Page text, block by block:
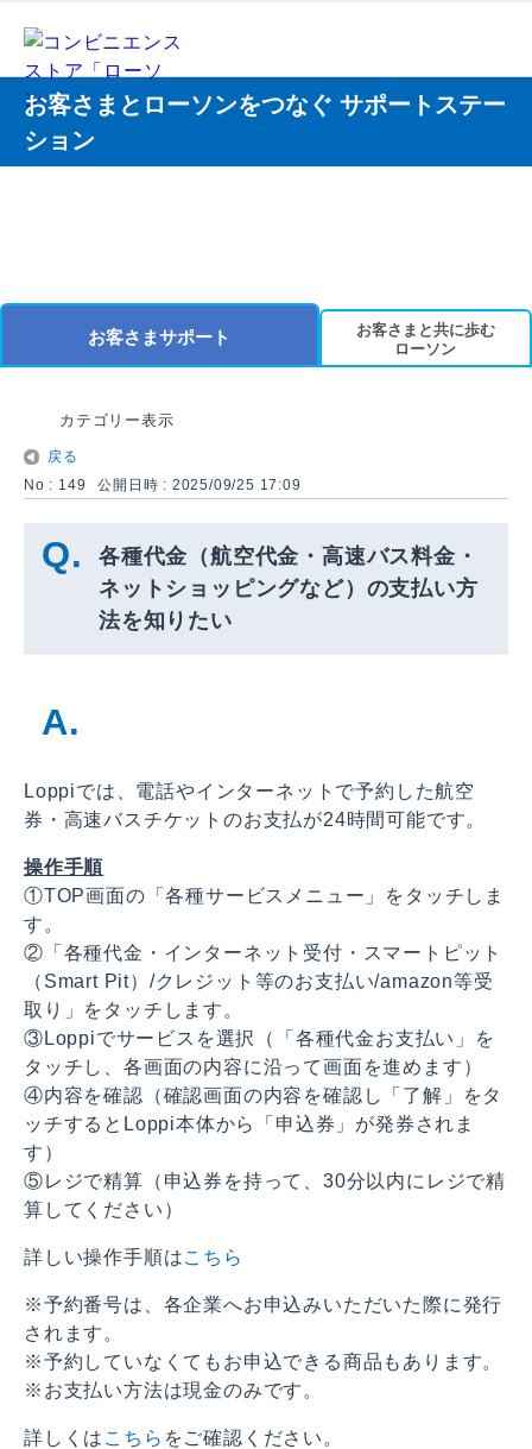
お客さまとローソンをつなぐ サポートステー
ション
お客さまサポート
お客さまと共に歩む
ローソン
カテゴリー表示
戻る
No : 149
公開日時 : 2025/09/25 17:09
各種代金（航空代金・高速バス料金・
ネットショッピングなど）の支払い方
法を知りたい
Loppiでは、電話やインターネットで予約した航空
券・高速バスチケットのお支払が24時間可能です。
操作手順
①TOP画面の「各種サービスメニュー」をタッチしま
す。
②「各種代金・インターネット受付・スマートピット
（Smart Pit）/クレジット等のお支払い/amazon等受
取り」をタッチします。
③Loppiでサービスを選択（「各種代金お支払い」を
タッチし、各画面の内容に沿って画面を進めます）
④内容を確認（確認画面の内容を確認し「了解」をタ
ッチするとLoppi本体から「申込券」が発券されま
す）
⑤レジで精算（申込券を持って、30分以内にレジで精
算してください）
詳しい操作手順はこちら
※予約番号は、各企業へお申込みいただいた際に発行
されます。
※予約していなくてもお申込できる商品もあります。
※お支払い方法は現金のみです。
詳しくは こちら をご確認ください。